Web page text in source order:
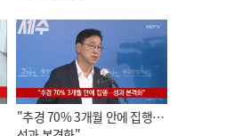
"추경 70% 3개월 안에 집행…